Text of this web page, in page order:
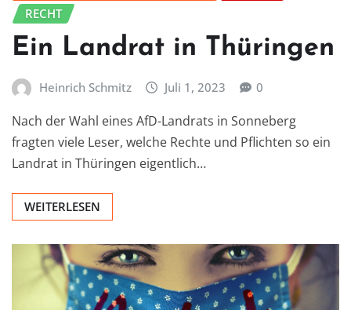
RECHT
Ein Landrat in Thüringen
Heinrich Schmitz Juli 1, 2023 0
Nach der Wahl eines AfD-Landrats in Sonneberg
fragten viele Leser, welche Rechte und Pflichten so ein
Landrat in Thüringen eigentlich…
WEITERLESEN